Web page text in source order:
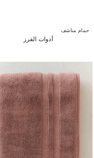
حمام مناشف
أدوات الفرز
تم تغيير الصورة إلى 1 من 5